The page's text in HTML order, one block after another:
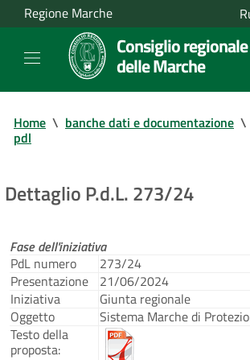
Regione Marche
Consiglio regionale
delle Marche
Home \ banche dati e documentazione \
pdl
Dettaglio P.d.L. 273/24
Fase dell'iniziativa
PdL numero
273/24
Presentazione
21/06/2024
Iniziativa
Giunta regionale
Oggetto
Sistema Marche di
Testo della
proposta: